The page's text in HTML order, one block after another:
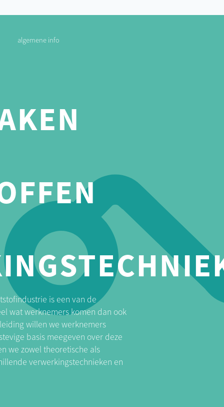
algemene info
is een van de
wat werknemers komen dan ook
willen we werknemers
basis meegeven over deze
we zowel theoretische als
verwerkingstechnieken en